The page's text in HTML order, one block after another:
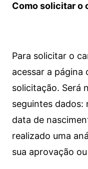
Como solicitar o
Para solicitar o
acessar a
solicitação. Será
seguintes dados:
data de
realizado uma
sua aprovação